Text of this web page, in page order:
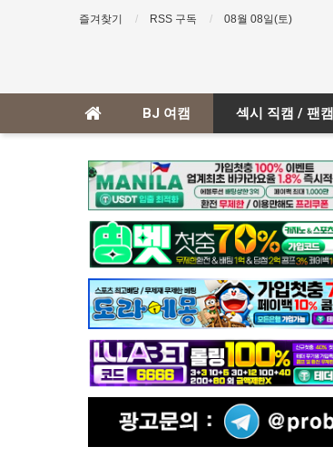
즐겨찾기 RSS 구독 08월 08일(토)
BJ 여캠 섹시 직캠 / 팬캠